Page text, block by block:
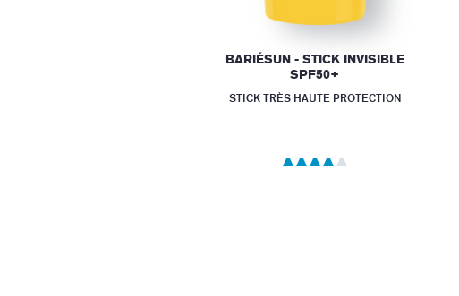
BARIÉSUN - STICK INVISIBLE
SPF50+
STICK TRÈS HAUTE PROTECTION